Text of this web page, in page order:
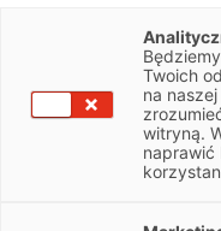
Mazowieckie
NIP 6793104736
Obsługiwane
Twoich
na
witryną.
naprawić